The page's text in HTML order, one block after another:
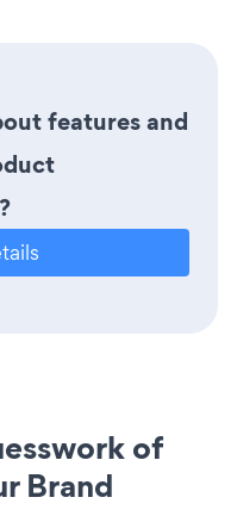
features and
of
Brand